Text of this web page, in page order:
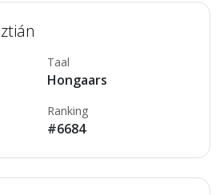
Taal
Hongaars
Ranking
#6684